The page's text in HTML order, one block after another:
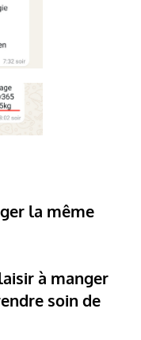
la même
à manger
soin de